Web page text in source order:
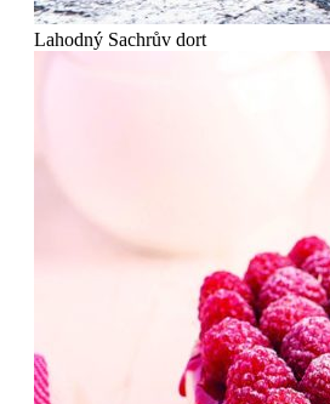
Lahodný Sachrův dort